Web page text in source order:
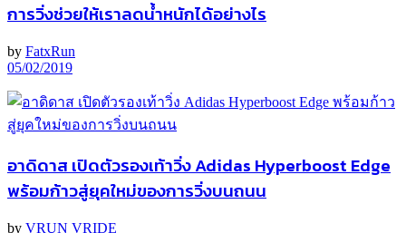
การวิ่งช่วยให้เราลดน้ำหนักได้อย่างไร
by FatxRun
05/02/2019
อาดิดาส เปิดตัวรองเท้าวิ่ง Adidas Hyperboost Edge
พร้อมก้าวสู่ยุคใหม่ของการวิ่งบนถนน
by VRUN VRIDE